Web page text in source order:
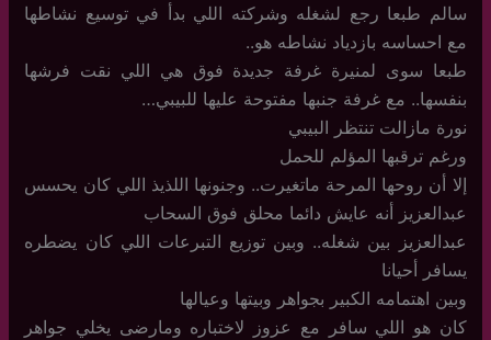
سالم طبعا رجع لشغله وشركته اللي بدأ في توسيع نشاطها
مع احساسه بازدياد نشاطه هو..
طبعا سوى لمنيرة غرفة جديدة فوق هي اللي نقت فرشها
بنفسها.. مع غرفة جنبها مفتوحة عليها للبيبي…
نورة مازالت تنتظر البيبي
ورغم ترقبها المؤلم للحمل
إلا أن روحها المرحة ماتغيرت.. وجنونها اللذيذ اللي كان يحسس
عبدالعزيز أنه عايش دائما محلق فوق السحاب
عبدالعزيز بين شغله.. وبين توزيع التبرعات اللي كان يضطره
يسافر أحيانا
وبين اهتمامه الكبير بجواهر وبيتها وعيالها
كان هو اللي سافر مع عزوز لاختباره ومارضى يخلي جواهر